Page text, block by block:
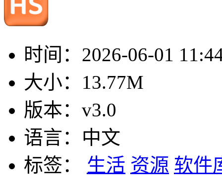
时间： 2026-06-01
大小： 13.77M
版本： v3.0
语言： 中文
标签：
生活 资源 软件